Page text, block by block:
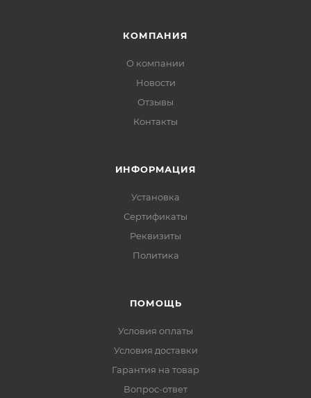
КОМПАНИЯ
О компании
Новости
Отзывы
Контакты
ИНФОРМАЦИЯ
Установка
Сертификаты
Реквизиты
Политика
ПОМОЩЬ
Условия оплаты
Условия доставки
Гарантия на товар
Вопрос-ответ